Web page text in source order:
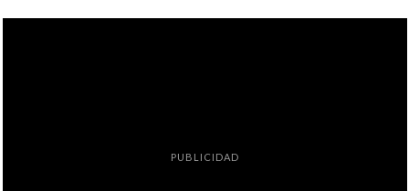
PUBLICIDAD